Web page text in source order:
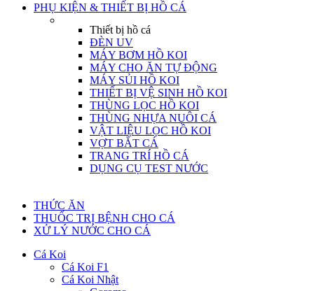
PHỤ KIỆN & THIẾT BỊ HỒ CÁ
Thiết bị hồ cá
ĐÈN UV
MÁY BƠM HỒ KOI
MÁY CHO ĂN TỰ ĐỘNG
MÁY SỦI HỒ KOI
THIẾT BỊ VỆ SINH HỒ KOI
THÙNG LỌC HỒ KOI
THÙNG NHỰA NUÔI CÁ
VẬT LIỆU LỌC HỒ KOI
VỢT BẮT CÁ
TRANG TRÍ HỒ CÁ
DỤNG CỤ TEST NƯỚC
THỨC ĂN
THUỐC TRỊ BỆNH CHO CÁ
XỬ LÝ NƯỚC CHO CÁ
Cá Koi
Cá Koi F1
Cá Koi Nhật